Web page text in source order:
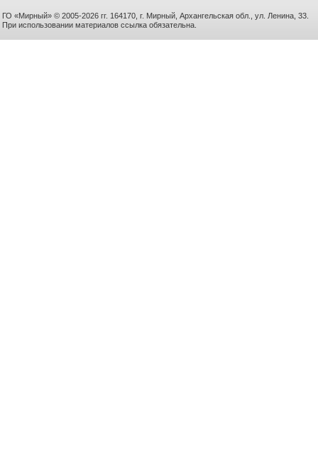
ГО «Мирный» © 2005-2026 гг. 164170, г. Мирный, Архангельская обл., ул. Ленина, 33.
При использовании материалов ссылка обязательна.